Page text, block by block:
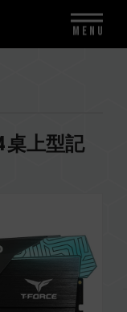
桌上型記
MENU